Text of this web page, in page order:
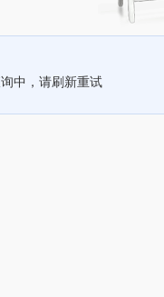
中，请刷新重试